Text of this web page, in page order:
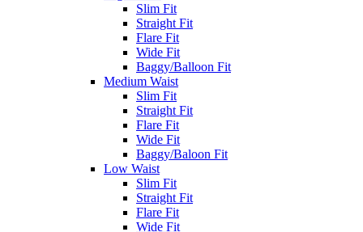
Slim Fit
Straight Fit
Flare Fit
Wide Fit
Baggy/Balloon Fit
Medium Waist
Slim Fit
Straight Fit
Flare Fit
Wide Fit
Baggy/Baloon Fit
Low Waist
Slim Fit
Straight Fit
Flare Fit
Wide Fit